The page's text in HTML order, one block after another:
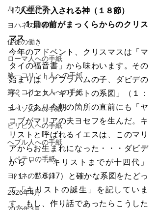
ルカの福音書
ヨハネの福音書
使徒の働き
ローマ人への手紙
第一コリント人への手紙
第２コリント人への手紙
エペソ人への手紙
ピリピ人への手紙
へブル人への手紙
Ⅰペテロの手紙
ヨハネの黙示録
2026年4月
Ⅰ.人生に介入される神（１８節）
1.目の前がまっくらからのクリス
マス
今年のアドベント、クリスマスは「マ
タイの福音書」から味わいます。その
始まりは「アブラハムの子、ダビデの
子、イエス・キリストの系図」（１：
１）であり今朝の箇所の直前にも「ヤ
コブがマリアの夫ヨセフを生んだ。キ
リストと呼ばれるイエスは、このマリ
アからお生まれになった・・・ダビデ
から・・・キリストまでが十四代」
（１：１６,17）と確かな系図をたどっ
て「キリストの誕生」を記していま
す。もし、作り話であったらこうした